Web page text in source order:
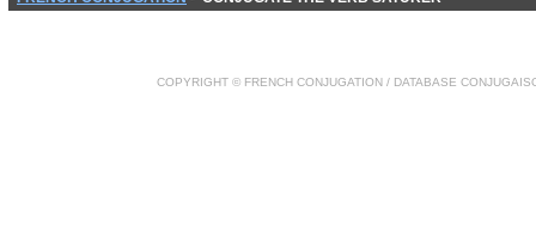
COPYRIGHT © FRENCH CONJUGATION / DATABASE